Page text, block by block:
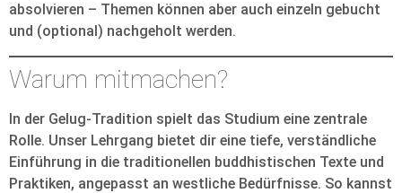
absolvieren – Themen können aber auch einzeln gebucht
und (optional) nachgeholt werden.
Warum mitmachen?
In der Gelug-Tradition spielt das Studium eine zentrale
Rolle. Unser Lehrgang bietet dir eine tiefe, verständliche
Einführung in die traditionellen buddhistischen Texte und
Praktiken, angepasst an westliche Bedürfnisse. So kannst